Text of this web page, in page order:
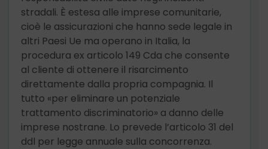
stradali. È estesa alle imprese comunitarie,
cioè le assicurazioni che hanno sede legale in
altri Paesi Ue ma operano in Italia, la
procedura ex articolo 149 Cda che consente
al cliente di ottenere il risarcimento
direttamente dalla propria compagnia. Il
tutto «per eliminare un potenziale
trattamento discriminatorio» a danno delle
imprese nostrane. Lo prevede l’articolo 31 del
ddl per legge annuale sulla concorrenza.